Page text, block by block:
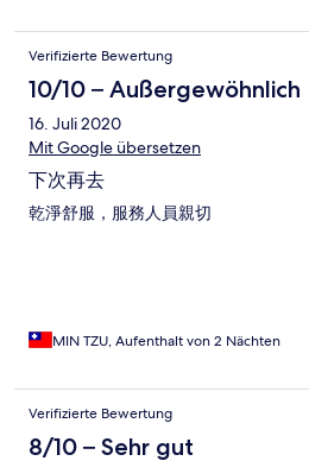
Verifizierte Bewertung
10/10 – Außergewöhnlich
16. Juli 2020
Mit Google übersetzen
下次再去
乾淨舒服，服務人員親切
MIN TZU, Aufenthalt von 2 Nächten
Verifizierte Bewertung
8/10 – Sehr gut